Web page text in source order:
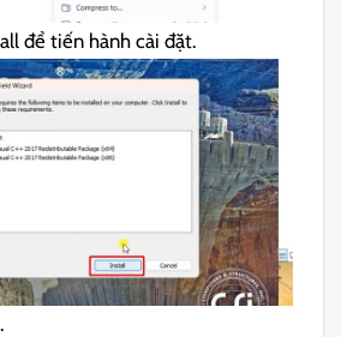
để tiến hành cài đặt.